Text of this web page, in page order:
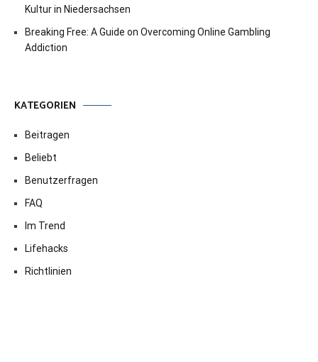
Kultur in Niedersachsen
Breaking Free: A Guide on Overcoming Online Gambling
Addiction
KATEGORIEN
Beitragen
Beliebt
Benutzerfragen
FAQ
Im Trend
Lifehacks
Richtlinien